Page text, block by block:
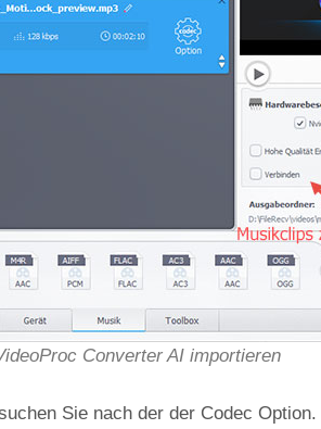
Converter AI importieren
Sie nach der der Codec